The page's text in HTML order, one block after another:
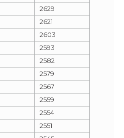
2629
2621
2603
2593
2582
2579
2567
2559
2554
2551